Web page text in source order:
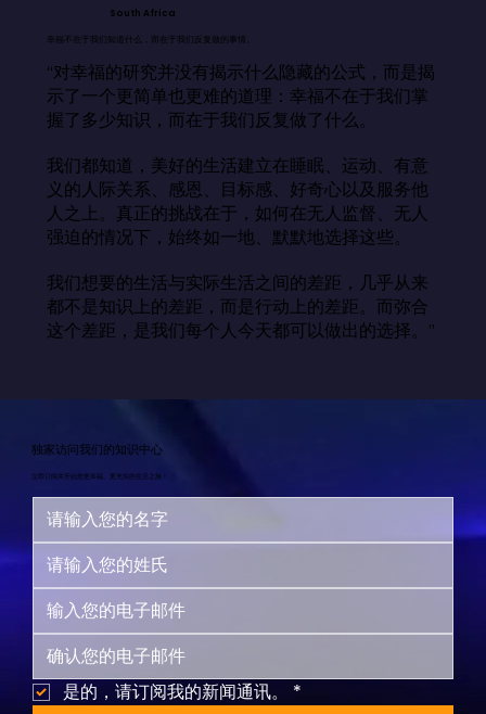
South Africa
幸福不在于我们知道什么，而在于我们反复做的事情。
“对幸福的研究并没有揭示什么隐藏的公式，而是揭
示了一个更简单也更难的道理：幸福不在于我们掌
握了多少知识，而在于我们反复做了什么。
我们都知道，美好的生活建立在睡眠、运动、有意
义的人际关系、感恩、目标感、好奇心以及服务他
人之上。真正的挑战在于，如何在无人监督、无人
强迫的情况下，始终如一地、默默地选择这些。
我们想要的生活与实际生活之间的差距，几乎从来
都不是知识上的差距，而是行动上的差距。而弥合
这个差距，是我们每个人今天都可以做出的选择。”
独家访问我们的知识中心
立即订阅并开始您更幸福、更充实的生活之旅！
是的，请订阅我的新闻通讯。
*